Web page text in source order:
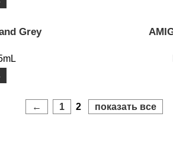
Grey
← 1 2 показать все